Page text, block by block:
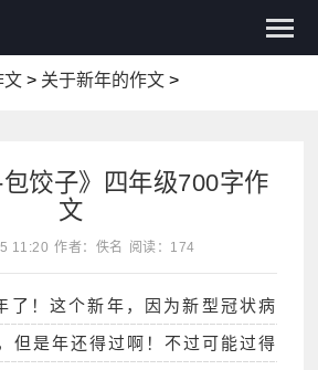
文> 关于新年的作文>
包饺子》四年级700字作
文
11:20 作者：佚名 阅读：174
了！这个新年，因为新型冠状病
但是年还得过啊！不过可能过得